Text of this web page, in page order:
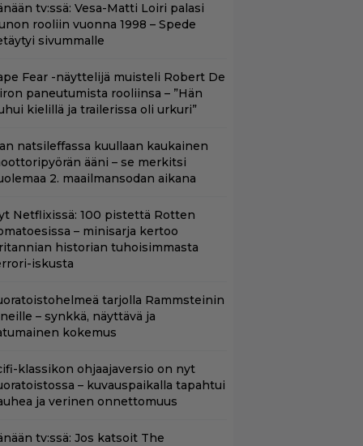
tv:ssä: Vesa-Matti Loiri palasi
rooliin vuonna 1998 – Spede
sivummalle
Fear -näyttelijä muisteli Robert De
paneutumista rooliinsa – ”Hän
kielillä ja trailerissa oli urkuri”
natsileffassa kuullaan kaukainen
ääni – se merkitsi
2. maailmansodan aikana
Netflixissä: 100 pistettä Rotten
– minisarja kertoo
historian tuhoisimmasta
iskusta
tarjolla Rammsteinin
– synkkä, näyttävä ja
kokemus
klassikon ohjaajaversio on nyt
– kuvauspaikalla tapahtui
ja verinen onnettomuus
tv:ssä: Jos katsoit The